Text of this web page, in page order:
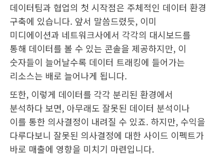
데이터팀과 협업의 첫 시작점은 주체적인 데이터 환경
구축에 있습니다. 앞서 말씀드렸듯, 이미
미디에이션과 네트워크사에서 각각의 대시보드를
통해 데이터를 볼 수 있는 콘솔을 제공하지만, 이
숫자들이 늘어날수록 데이터 트래킹에 들어가는
리소스는 배로 늘어나게 됩니다.
또한, 이렇게 데이터를 각각 분리된 환경에서
분석하다 보면, 아무래도 잘못된 데이터 분석이나
이를 통한 의사결정이 내려질 수 있죠. 하지만, 수익을
다루다보니 잘못된 의사결정에 대한 사이드 이펙트가
바로 매출에 영향을 미치기 마련입니다.